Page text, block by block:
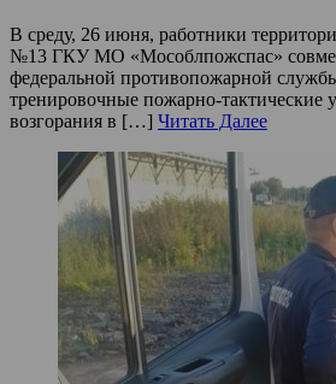
В среду, 26 июня, работники
№13 ГКУ МО «Мособлпожспас»
федеральной противопожарной
тренировочные пожарно-тактические
возгорания в […] Читать Далее